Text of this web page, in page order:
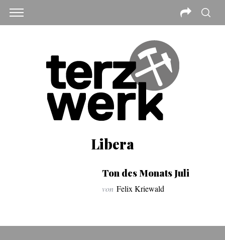
Libera
Ton des Monats Juli
von Felix Kriewald